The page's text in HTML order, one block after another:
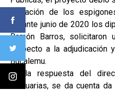
ubicación de los
Durante junio de 2020 los
Ramón Barros, solicitaron
respecto a la adjudicación
Bucalemu.
En la respuesta del
Portuarias, se da cuenta